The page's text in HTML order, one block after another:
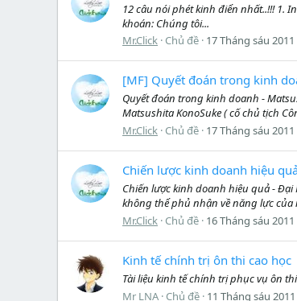
12 câu nói phét kinh điển nhất..!!! 1.
khoán: Chúng tôi...
Mr.Click Chủ đề 17 Tháng sáu 2011
[MF] Quyết đoán trong kinh
Quyết đoán trong kinh doanh -
Matsushita KonoSuke ( cố chủ tịch
Mr.Click Chủ đề 17 Tháng sáu 2011
Chiến lược kinh doanh hiệu
Chiến lược kinh doanh hiệu quả -
không thể phủ nhận về năng lực của
Mr.Click Chủ đề 16 Tháng sáu 2011
Kinh tế chính trị ôn thi cao học
Tài liệu kinh tế chính trị phục vụ ôn
Mr LNA Chủ đề 11 Tháng sáu 2011